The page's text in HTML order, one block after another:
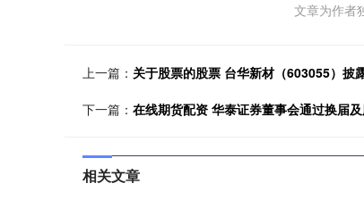
文章为作者
上一篇： 关于股票的股票 台华新材（603055）披
下一篇： 在线期货配资 华泰证券董事会通过换届
相关文章